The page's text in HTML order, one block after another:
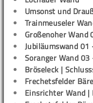
Umsonst und
Trainmeuseler
Großenoher Wand
Jubiläumswand 01
Soranger Wand
Bröseleck |
Frechetsfelder
Einsrichter Wand |